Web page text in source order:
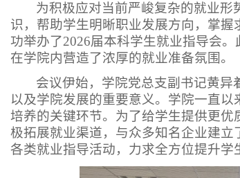
为积极应对当前严峻复杂的就业形
识，帮助学生明晰职业发展方向，掌
功举办了2026届本科学生就业指导会。
在学院内营造了浓厚的就业准备氛围。
会议伊始，学院党总支副书记黄
以及学院发展的重要意义。学院一直
培养的关键环节。为了给学生提供更
极拓展就业渠道，与众多知名企业建
各类就业指导活动，力求全方位提升学